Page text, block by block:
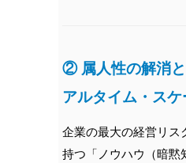
② 属人性の解消
アルタイム・ス
企業の最大の経営リス
持つ「ノウハウ（暗黙